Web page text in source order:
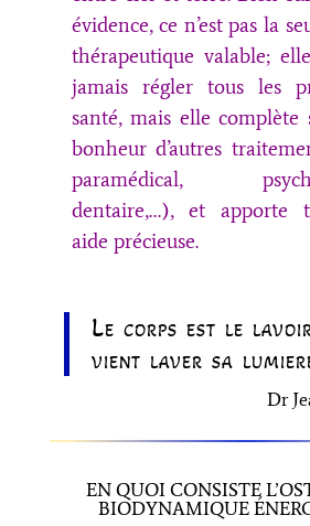
évidence, ce n’est pas la
thérapeutique valable;
jamais régler tous les
santé, mais elle complète
bonheur d’autres
paramédical,
dentaire,…), et apporte
aide précieuse.
Le corps est le
vient laver sa
Dr
EN QUOI CONSISTE
BIODYNAMIQUE